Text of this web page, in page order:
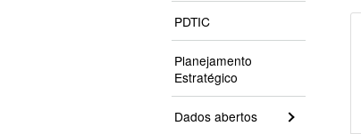
PDTIC
Planejamento
Estratégico
Dados abertos